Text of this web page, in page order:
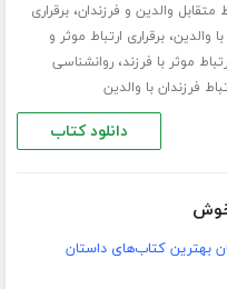
متقابل والدین و فرزندان،برقراری
والدین،برقراری ارتباط موثر و
موثر با فرزند،روانشناسی
فرزندان با والدین
دانلود کتاب
خوش
بهترین کتاب‌های داستان